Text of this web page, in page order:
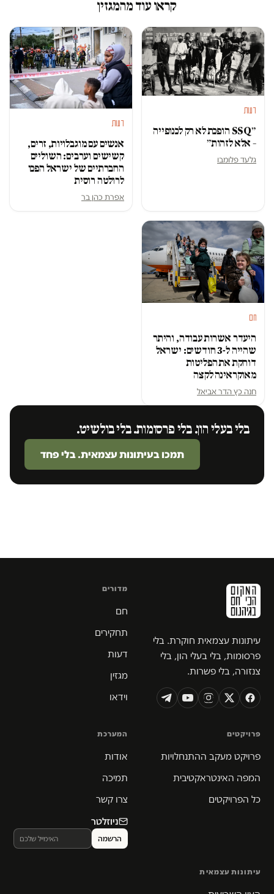
קראו עוד מהמגזין
דעות
״SSQ הופכת לא רק לכנופייה
– אלא לזהות״
גלעד פלומבו
דעות
אנשים עם מוגבלויות, זרים,
קשישים וערבים: השוליים
החברתיים של ישראל הפכו
לרולטה רוסית
אפרת כהן בר
חם
היעדר אשרות עבודה, והיתר
שהייה ל-3 חודשים: ישראל
דוחקת את הפליטות
מאוקראינה לקצה
חנה כץ הדר אביאל
בלי בעלי הון. בלי פרסומות. בלי בולשיט.
תמכו בעיתונות עצמאית. בלי פחד
עיתונות עצמאית חוקרת. בלי
פרסומות, בלי בעלי הון, בלי
צנזורה, בלי פשרות.
מדורים
חם
תחקירים
דעות
מגזין
וידאו
פרויקטים
פרויקט מעקב ההתנחלויות
המפה האינטראקטיבית
כל הפרויקטים
המערכת
אודות
תמיכה
צרו קשר
ניוזלטר
עיתונות עצמאית